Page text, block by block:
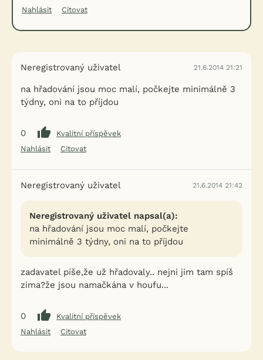
Nahlásit
Citovat
Neregistrovaný uživatel 21.6.2014 21:21
na hřadování jsou moc malí, počkejte minimálně 3
týdny, oni na to příjdou
0
Kvalitní příspěvek
Nahlásit
Citovat
Neregistrovaný uživatel 21.6.2014 21:42
Neregistrovaný uživatel napsal(a):
na hřadování jsou moc malí, počkejte
minimálně 3 týdny, oni na to příjdou
zadavatel píše,že už hřadovaly.. nejni jim tam spíš
zima?že jsou namačkána v houfu...
0
Kvalitní příspěvek
Nahlásit
Citovat